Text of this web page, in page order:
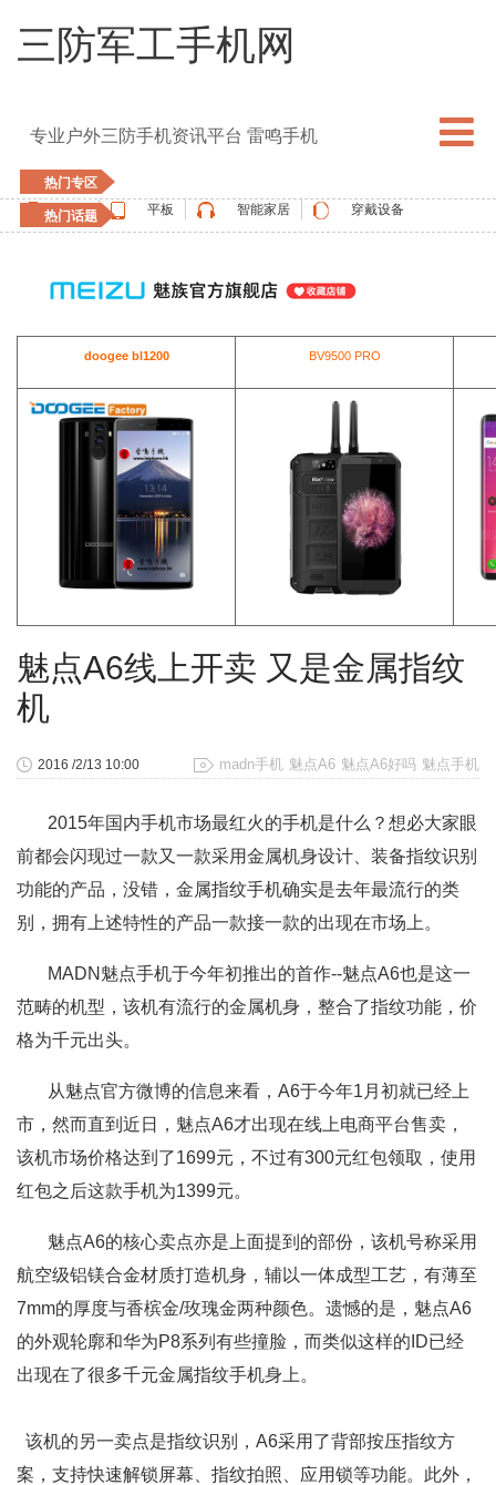
三防军工手机网
专业户外三防手机资讯平台 雷鸣手机
热门专区
手机
平板 智能家居 穿戴设备
热门话题
vernee
doogee bl1200 BV9500 PRO
魅点A6线上开卖 又是金属指纹
机
madn手机 魅点A6 魅点A6好吗 魅点手机
2016 /2/13 10:00
2015年国内手机市场最红火的手机是什么？想必大家眼
前都会闪现过一款又一款采用金属机身设计、装备指纹识别
功能的产品，没错，金属指纹手机确实是去年最流行的类
别，拥有上述特性的产品一款接一款的出现在市场上。
MADN魅点手机于今年初推出的首作--魅点A6也是这一
范畴的机型，该机有流行的金属机身，整合了指纹功能，价
格为千元出头。
从魅点官方微博的信息来看，A6于今年1月初就已经上
市，然而直到近日，魅点A6才出现在线上电商平台售卖，
该机市场价格达到了1699元，不过有300元红包领取，使用
红包之后这款手机为1399元。
魅点A6的核心卖点亦是上面提到的部份，该机号称采用
航空级铝镁合金材质打造机身，辅以一体成型工艺，有薄至
7mm的厚度与香槟金/玫瑰金两种颜色。遗憾的是，魅点A6
的外观轮廓和华为P8系列有些撞脸，而类似这样的ID已经
出现在了很多千元金属指纹手机身上。
该机的另一卖点是指纹识别，A6采用了背部按压指纹方
案，支持快速解锁屏幕、指纹拍照、应用锁等功能。此外，